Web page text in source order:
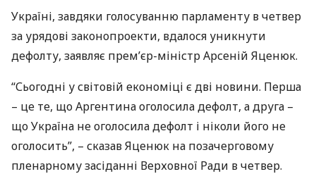
Україні, завдяки голосуванню парламенту в четвер
за урядові законопроекти, вдалося уникнути
дефолту, заявляє прем’єр-міністр Арсеній Яценюк.
“Сьогодні у світовій економіці є дві новини. Перша
– це те, що Аргентина оголосила дефолт, а друга –
що Україна не оголосила дефолт і ніколи його не
оголосить”, – сказав Яценюк на позачерговому
пленарному засіданні Верховної Ради в четвер.